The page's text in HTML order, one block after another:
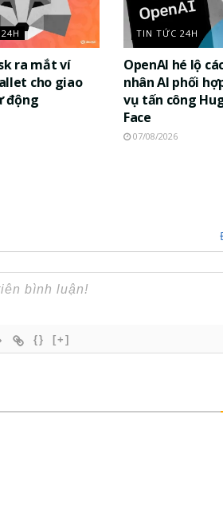
ra mắt ví
cho giao
động
TIN TỨC 24H
OpenAI hé lộ
nhân AI phối
vụ tấn công
Face
07/08/2026
{} [+]